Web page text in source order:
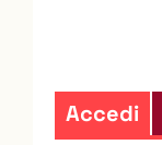
Accedi